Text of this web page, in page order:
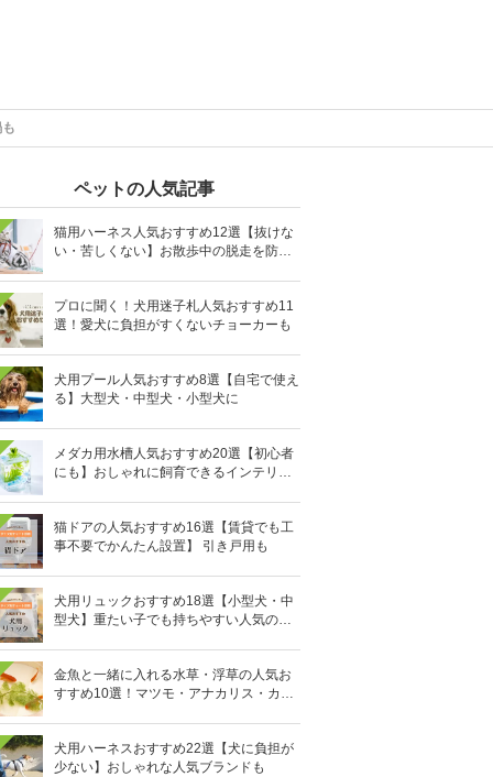
ペットの人気記事
猫用ハーネス人気おすすめ12選【抜けな
い・苦しくない】お散歩中の脱走を防止
プロに聞く！犬用迷子札人気おすすめ11
選！愛犬に負担がすくないチョーカーも
犬用プール人気おすすめ8選【自宅で使え
る】大型犬・中型犬・小型犬に
メダカ用水槽人気おすすめ20選【初心者
にも】おしゃれに飼育できるインテリア
猫ドアの人気おすすめ16選【賃貸でも工
事不要でかんたん設置】 引き戸用も
犬用リュックおすすめ18選【小型犬・中
型犬】重たい子でも持ちやすい人気のキ
金魚と一緒に入れる水草・浮草の人気お
すすめ10選！マツモ・アナカリス・カボ
犬用ハーネスおすすめ22選【犬に負担が
少ない】おしゃれな人気ブランドも